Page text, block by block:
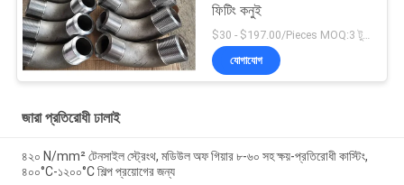
ফিটিং কনুই
$30 - $197.00/Pieces MOQ:3 টুকরা / টুকরা
যোগাযোগ
জারা প্রতিরোধী ঢালাই
৪২০ N/mm² টেনসাইল স্ট্রেংথ, মডিউল অফ গিয়ার ৮-৬০ সহ ক্ষয়-প্রতিরোধী কাস্টিং,
৪০০°C-১২০০°C শিল্প প্রয়োগের জন্য